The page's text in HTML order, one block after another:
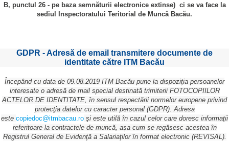
B, punctul 26 - pe baza semnăturii electronice extinse) ci se va face la
sediul Inspectoratului Teritorial de Muncă Bacău.
GDPR - Adresă de email transmitere documente de
identitate către ITM Bacău
Începând cu data de 09.08.2019 ITM Bacău pune la dispoziţia persoanelor
interesate o adresă de mail special destinată trimiterii FOTOCOPIILOR
ACTELOR DE IDENTITATE, în sensul respectării normelor europene privind
protecţia datelor cu caracter personal (GDPR). Adresa
este copiedoc@itmbacau.ro şi este utilă în cazul celor care doresc informaţii
referitoare la contractele de muncă, aşa cum se regăsesc acestea în
Registrul General de Evidenţă a Salariaţilor în format electronic (REVISAL).